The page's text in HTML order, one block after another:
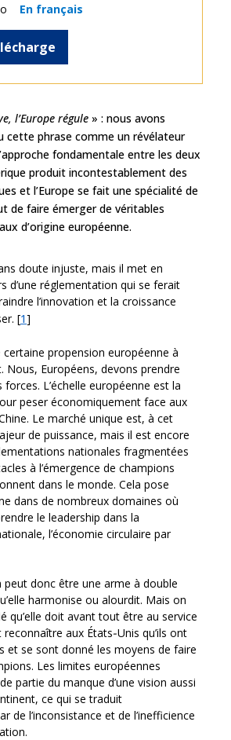
En français
l’Europe régule » : nous avons
cette phrase comme un révélateur
fondamentale entre les deux
produit incontestablement des
et l’Europe se fait une spécialité de
de faire émerger de véritables
d’origine européenne.
doute injuste, mais il met en
d’une réglementation qui se ferait
l’innovation et la croissance
[1]
certaine propension européenne à
Nous, Européens, devons prendre
L’échelle européenne est la
peser économiquement face aux
Le marché unique est, à cet
de puissance, mais il est encore
nationales fragmentées
à l’émergence de champions
dans le monde. Cela pose
dans de nombreux domaines où
le leadership dans la
l’économie circulaire par
donc être une arme à double
harmonise ou alourdit. Mais on
qu’elle doit avant tout être au service
reconnaître aux États‑Unis qu’ils ont
et se sont donné les moyens de faire
Les limites européennes
partie du manque d’une vision aussi
ce qui se traduit
de l’inconsistance et de l’inefficience